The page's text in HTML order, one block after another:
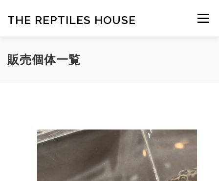
contentTHE REPTILES HOUSE Menu
トップ 店舗情報
販売個体一覧